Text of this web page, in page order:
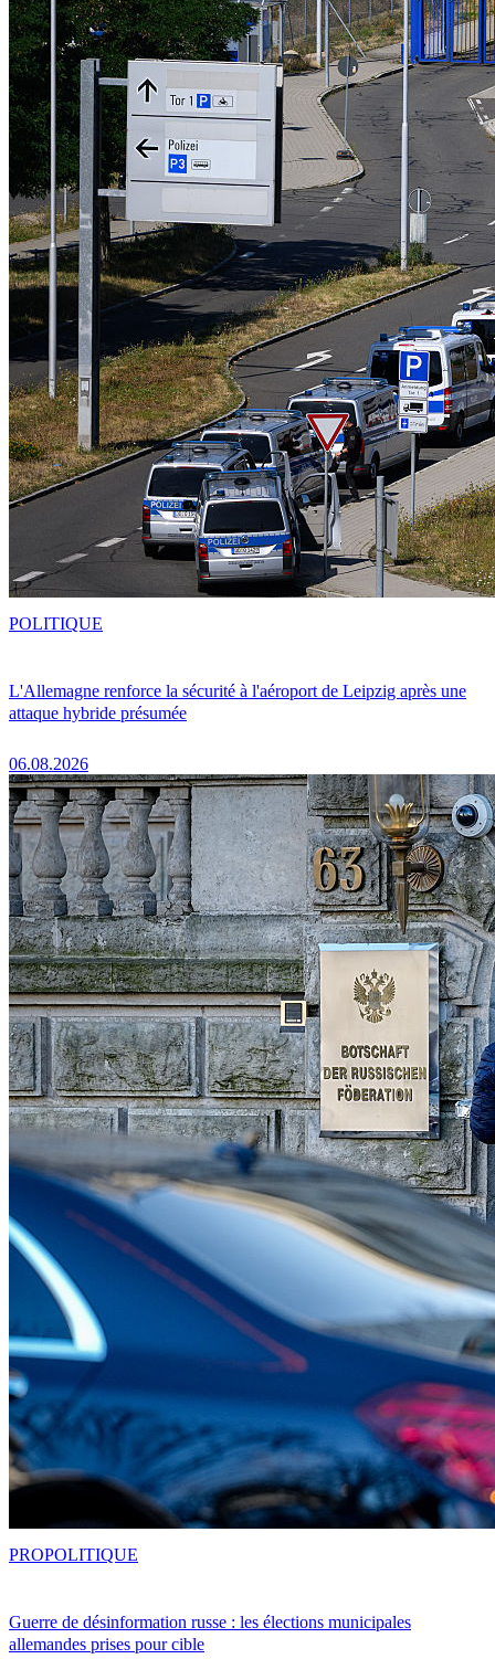
L'Allemagne renforce la sécurité à l'aéroport de Leipzig après une
attaque hybride présumée
06.08.2026
POLITIQUE
Guerre de désinformation russe : les élections municipales
allemandes prises pour cible
PROPOLITIQUE